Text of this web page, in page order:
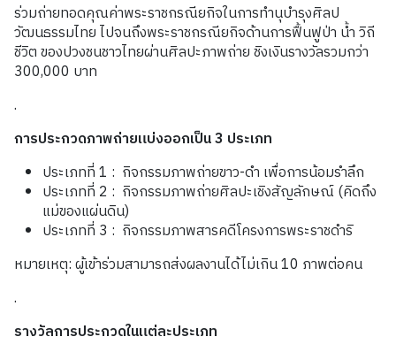
ร่วมถ่ายทอดคุณค่าพระราชกรณียกิจในการทำนุบำรุงศิลป
วัฒนธรรมไทย ไปจนถึงพระราชกรณียกิจด้านการฟื้นฟูป่า น้ำ วิถี
ชีวิต ของปวงชนชาวไทยผ่านศิลปะภาพถ่าย ชิงเงินรางวัลรวมกว่า
300,000 บาท
.
การประกวดภาพถ่ายแบ่งออกเป็น 3 ประเภท
ประเภทที่ 1 : กิจกรรมภาพถ่ายขาว-ดำ เพื่อการน้อมรำลึก
ประเภทที่ 2 : กิจกรรมภาพถ่ายศิลปะเชิงสัญลักษณ์ (คิดถึง
แม่ของแผ่นดิน)
ประเภทที่ 3 : กิจกรรมภาพสารคดีโครงการพระราชดำริ
หมายเหตุ: ผู้เข้าร่วมสามารถส่งผลงานได้ไม่เกิน 10 ภาพต่อคน
.
รางวัลการประกวดในแต่ละประเภท